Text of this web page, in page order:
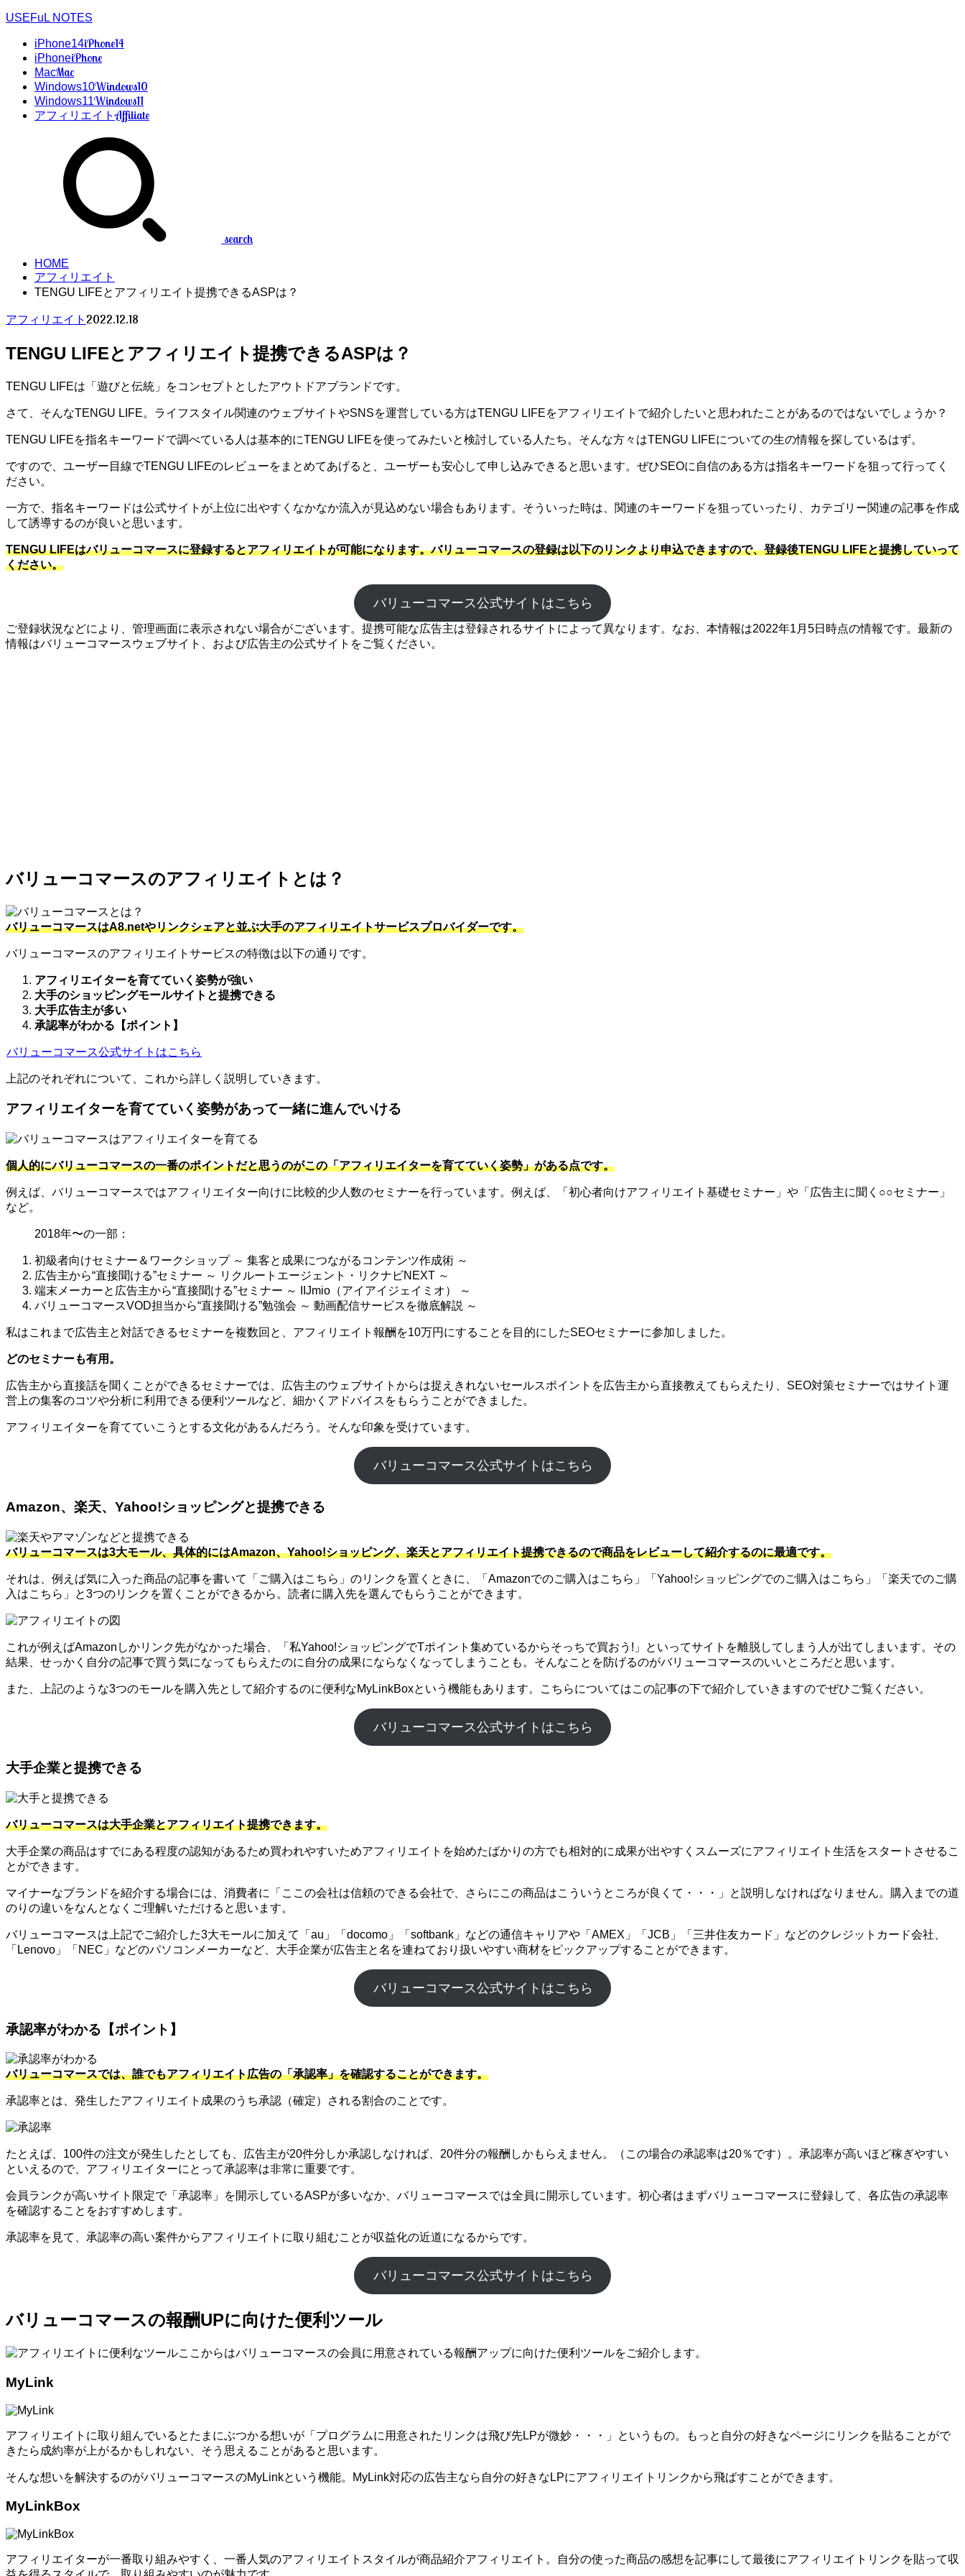
USEFuL NOTES
iPhone14iPhone14
iPhoneiPhone
MacMac
Windows10Windows10
Windows11Windows11
アフィリエイトAffiliate
search
HOME
アフィリエイト
TENGU LIFEとアフィリエイト提携できるASPは？
アフィリエイト 2022.12.18
TENGU LIFEとアフィリエイト提携できるASPは？
TENGU LIFEは「遊びと伝統」をコンセプトとしたアウトドアブランドです。
さて、そんなTENGU LIFE。ライフスタイル関連のウェブサイトやSNSを運営している方はTENGU LIFEをアフィリエイトで紹介したいと思われたことがあるのではないでしょうか？
TENGU LIFEを指名キーワードで調べている人は基本的にTENGU LIFEを使ってみたいと検討している人たち。そんな方々はTENGU LIFEについての生の情報を探しているはず。
ですので、ユーザー目線でTENGU LIFEのレビューをまとめてあげると、ユーザーも安心して申し込みできると思います。ぜひSEOに自信のある方は指名キーワードを狙って行ってく
ださい。
一方で、指名キーワードは公式サイトが上位に出やすくなかなか流入が見込めない場合もあります。そういった時は、関連のキーワードを狙っていったり、カテゴリー関連の記事を作成
して誘導するのが良いと思います。
TENGU LIFEはバリューコマースに登録するとアフィリエイトが可能になります。バリューコマースの登録は以下のリンクより申込できますので、登録後TENGU LIFEと提携していって
ください。
バリューコマース公式サイトはこちら
ご登録状況などにより、管理画面に表示されない場合がございます。提携可能な広告主は登録されるサイトによって異なります。なお、本情報は2022年1月5日時点の情報です。最新の
情報はバリューコマースウェブサイト、および広告主の公式サイトをご覧ください。
バリューコマースのアフィリエイトとは？
バリューコマースはA8.netやリンクシェアと並ぶ大手のアフィリエイトサービスプロバイダーです。
バリューコマースのアフィリエイトサービスの特徴は以下の通りです。
アフィリエイターを育てていく姿勢が強い
大手のショッピングモールサイトと提携できる
大手広告主が多い
承認率がわかる【ポイント】
バリューコマース公式サイトはこちら
上記のそれぞれについて、これから詳しく説明していきます。
アフィリエイターを育てていく姿勢があって一緒に進んでいける
個人的にバリューコマースの一番のポイントだと思うのがこの「アフィリエイターを育てていく姿勢」がある点です。
例えば、バリューコマースではアフィリエイター向けに比較的少人数のセミナーを行っています。例えば、「初心者向けアフィリエイト基礎セミナー」や「広告主に聞く○○セミナー」
など。
2018年〜の一部：
初級者向けセミナー＆ワークショップ ～ 集客と成果につながるコンテンツ作成術 ～
広告主から“直接聞ける”セミナー ～ リクルートエージェント・リクナビNEXT ～
端末メーカーと広告主から“直接聞ける”セミナー ～ IIJmio（アイアイジェイミオ） ～
バリューコマースVOD担当から“直接聞ける”勉強会 ～ 動画配信サービスを徹底解説 ～
私はこれまで広告主と対話できるセミナーを複数回と、アフィリエイト報酬を10万円にすることを目的にしたSEOセミナーに参加しました。
どのセミナーも有用。
広告主から直接話を聞くことができるセミナーでは、広告主のウェブサイトからは捉えきれないセールスポイントを広告主から直接教えてもらえたり、SEO対策セミナーではサイト運
営上の集客のコツや分析に利用できる便利ツールなど、細かくアドバイスをもらうことができました。
アフィリエイターを育てていこうとする文化があるんだろう。そんな印象を受けています。
バリューコマース公式サイトはこちら
Amazon、楽天、Yahoo!ショッピングと提携できる
バリューコマースは3大モール、具体的にはAmazon、Yahoo!ショッピング、楽天とアフィリエイト提携できるので商品をレビューして紹介するのに最適です。
それは、例えば気に入った商品の記事を書いて「ご購入はこちら」のリンクを置くときに、「Amazonでのご購入はこちら」「Yahoo!ショッピングでのご購入はこちら」「楽天でのご購
入はこちら」と3つのリンクを置くことができるから。読者に購入先を選んでもらうことができます。
これが例えばAmazonしかリンク先がなかった場合、「私Yahoo!ショッピングでTポイント集めているからそっちで買おう!」といってサイトを離脱してしまう人が出てしまいます。その
結果、せっかく自分の記事で買う気になってもらえたのに自分の成果にならなくなってしまうことも。そんなことを防げるのがバリューコマースのいいところだと思います。
また、上記のような3つのモールを購入先として紹介するのに便利なMyLinkBoxという機能もあります。こちらについてはこの記事の下で紹介していきますのでぜひご覧ください。
バリューコマース公式サイトはこちら
大手企業と提携できる
バリューコマースは大手企業とアフィリエイト提携できます。
大手企業の商品はすでにある程度の認知があるため買われやすいためアフィリエイトを始めたばかりの方でも相対的に成果が出やすくスムーズにアフィリエイト生活をスタートさせるこ
とができます。
マイナーなブランドを紹介する場合には、消費者に「ここの会社は信頼のできる会社で、さらにこの商品はこういうところが良くて・・・」と説明しなければなりません。購入までの道
のりの違いをなんとなくご理解いただけると思います。
バリューコマースは上記でご紹介した3大モールに加えて「au」「docomo」「softbank」などの通信キャリアや「AMEX」「JCB」「三井住友カード」などのクレジットカード会社、
「Lenovo」「NEC」などのパソコンメーカーなど、大手企業が広告主と名を連ねており扱いやすい商材をピックアップすることができます。
バリューコマース公式サイトはこちら
承認率がわかる【ポイント】
バリューコマースでは、誰でもアフィリエイト広告の「承認率」を確認することができます。
承認率とは、発生したアフィリエイト成果のうち承認（確定）される割合のことです。
たとえば、100件の注文が発生したとしても、広告主が20件分しか承認しなければ、20件分の報酬しかもらえません。（この場合の承認率は20％です）。承認率が高いほど稼ぎやすい
といえるので、アフィリエイターにとって承認率は非常に重要です。
会員ランクが高いサイト限定で「承認率」を開示しているASPが多いなか、バリューコマースでは全員に開示しています。初心者はまずバリューコマースに登録して、各広告の承認率
を確認することをおすすめします。
承認率を見て、承認率の高い案件からアフィリエイトに取り組むことが収益化の近道になるからです。
バリューコマース公式サイトはこちら
バリューコマースの報酬UPに向けた便利ツール
ここからはバリューコマースの会員に用意されている報酬アップに向けた便利ツールをご紹介します。
MyLink
アフィリエイトに取り組んでいるとたまにぶつかる想いが「プログラムに用意されたリンクは飛び先LPが微妙・・・」というもの。もっと自分の好きなページにリンクを貼ることがで
きたら成約率が上がるかもしれない、そう思えることがあると思います。
そんな想いを解決するのがバリューコマースのMyLinkという機能。MyLink対応の広告主なら自分の好きなLPにアフィリエイトリンクから飛ばすことができます。
MyLinkBox
アフィリエイターが一番取り組みやすく、一番人気のアフィリエイトスタイルが商品紹介アフィリエイト。自分の使った商品の感想を記事にして最後にアフィリエイトリンクを貼って収